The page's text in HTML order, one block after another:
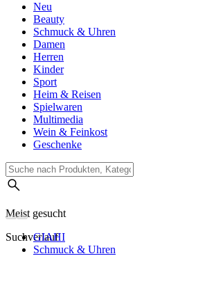
Neu
Beauty
Schmuck & Uhren
Damen
Herren
Kinder
Sport
Heim & Reisen
Spielwaren
Multimedia
Wein & Feinkost
Geschenke
Meist gesucht
Suchverlauf
GIAHI
Schmuck & Uhren